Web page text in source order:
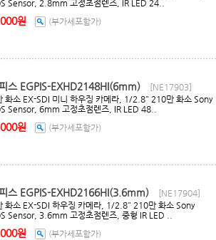
Sensor, 2.8mm 고정초점렌즈, IR LED 24..
원 (부가세포함가)
스 EGPIS-EXHD2148HI(6mm)
[NE17903]
화소 EX-SDI 미니 하우징 카메라, 1/2.8" 210만 화소 Sony
Sensor, 6mm 고정초점렌즈, IR LED 48..
원 (부가세포함가)
스 EGPIS-EXHD2166HI(3.6mm)
[NE17904]
화소 EX-SDI 하우징 카메라, 1/2.8" 210만 화소 Sony
Sensor, 3.6mm 고정초점렌즈, 중형 IR LED ..
원 (부가세포함가)